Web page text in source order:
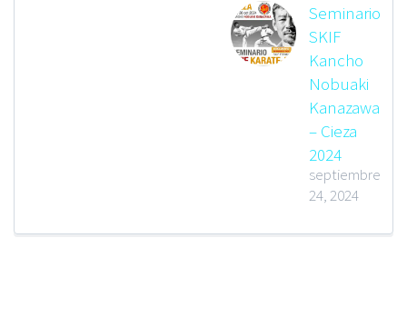
Seminario
SKIF
Kancho
Nobuaki
Kanazawa
– Cieza
2024
septiembre
24, 2024